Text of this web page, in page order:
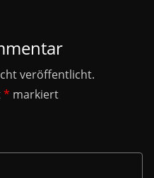
veröffentlicht.
* markiert